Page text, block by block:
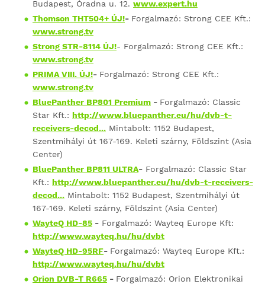
Budapest, Óradna u. 12. www.expert.hu
Thomson THT504+ ÚJ!- Forgalmazó: Strong CEE Kft.:
www.strong.tv
Strong STR-8114 ÚJ!- Forgalmazó: Strong CEE Kft.:
www.strong.tv
PRIMA VIII. ÚJ!- Forgalmazó: Strong CEE Kft.:
www.strong.tv
BluePanther BP801 Premium - Forgalmazó: Classic
Star Kft.: http://www.bluepanther.eu/hu/dvb-t-
receivers-decod... Mintabolt: 1152 Budapest,
Szentmihályi út 167-169. Keleti szárny, Földszint (Asia
Center)
BluePanther BP811 ULTRA- Forgalmazó: Classic Star
Kft.: http://www.bluepanther.eu/hu/dvb-t-receivers-
decod... Mintabolt: 1152 Budapest, Szentmihályi út
167-169. Keleti szárny, Földszint (Asia Center)
WayteQ HD-85 - Forgalmazó: Wayteq Europe Kft:
http://www.wayteq.hu/hu/dvbt
WayteQ HD-95RF- Forgalmazó: Wayteq Europe Kft.:
http://www.wayteq.hu/hu/dvbt
Orion DVB-T R665 - Forgalmazó: Orion Elektronikai